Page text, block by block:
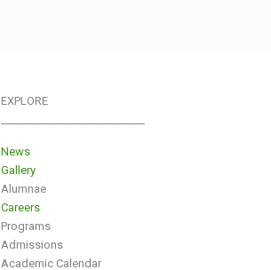
EXPLORE
News
Gallery
Alumnae
Careers
Programs
Admissions
Academic Calendar